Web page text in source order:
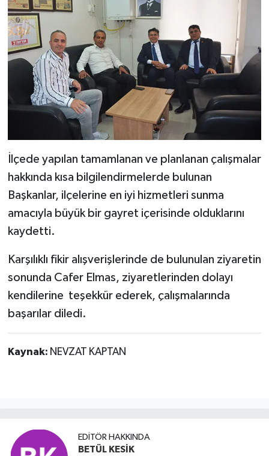
İlçede yapılan tamamlanan ve planlanan çalışmalar
hakkında kısa bilgilendirmelerde bulunan
Başkanlar, ilçelerine en iyi hizmetleri sunma
amacıyla büyük bir gayret içerisinde olduklarını
kaydetti.
Karşılıklı fikir alışverişlerinde de bulunulan ziyaretin
sonunda Cafer Elmas, ziyaretlerinden dolayı
kendilerine teşekkür ederek, çalışmalarında
başarılar diledi.
Kaynak: NEVZAT KAPTAN
EDITÖR HAKKINDA
BETÜL KESİK